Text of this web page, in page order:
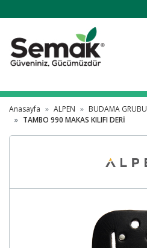
Anasayfa ALPEN BUDAMA GRUBU
TAMBO 990 MAKAS KILIFI DERİ